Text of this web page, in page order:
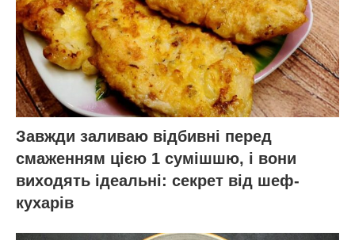
Завжди заливаю відбивні перед
смаженням цією 1 сумішшю, і вони
виходять ідеальні: секрет від шеф-
кухарів